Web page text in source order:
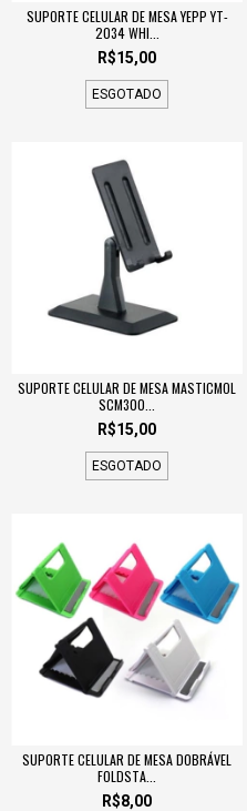
SUPORTE CELULAR DE MESA YEPP YT-
2034 WHI...
R$15,00
ESGOTADO
SUPORTE CELULAR DE MESA MASTICMOL
SCM300...
R$15,00
ESGOTADO
SUPORTE CELULAR DE MESA DOBRÁVEL
FOLDSTA...
R$8,00